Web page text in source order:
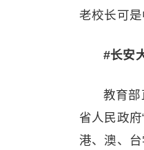
老校长可
#长安
教育
省人民政
港、澳、